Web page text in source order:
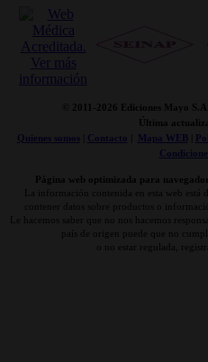
© 2011- 2026 Ediciones Mayo
Última
Quienes somos| Contacto Mapa WEB|
Página web optimizada para
La información contenida en esta web está
contener datos sobre productos o
Le hacemos saber que no nos hacemos
país de origen puede que no
o no estar regulada,